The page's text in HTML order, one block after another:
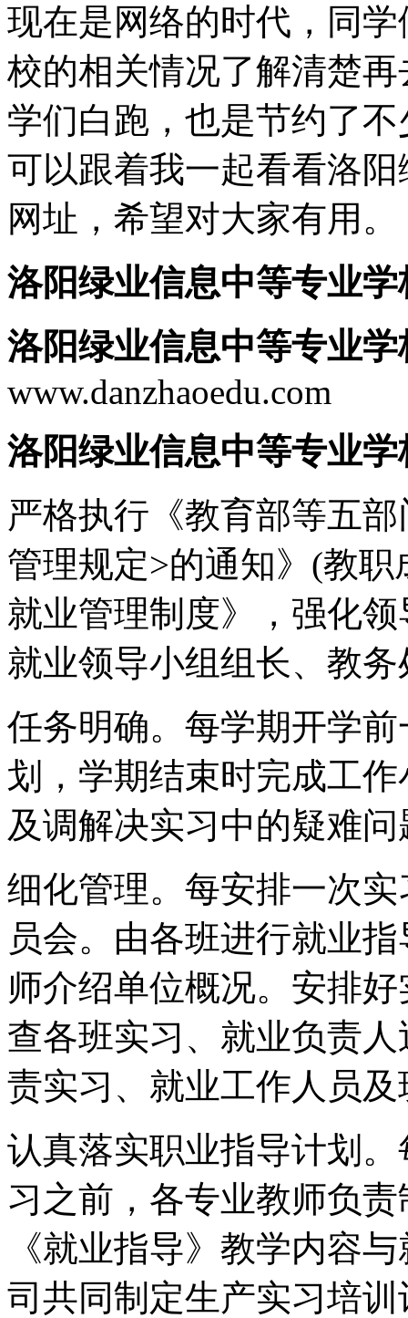
现在是网络的时代，同
校的相关情况了解清楚
学们白跑，也是节约了
可以跟着我一起看看洛
网址，希望对大家有用。
洛阳绿业信息中等专业学
洛阳绿业信息中等专业
www.danzhaoedu.com
洛阳绿业信息中等专业
严格执行《教育部等五
管理规定>的通知》(教
就业管理制度》，强化
就业领导小组组长、教
任务明确。每学期开学
划，学期结束时完成工
及调解决实习中的疑难问
细化管理。每安排一次
员会。由各班进行就业
师介绍单位概况。安排
查各班实习、就业负责
责实习、就业工作人员
认真落实职业指导计划
习之前，各专业教师负
《就业指导》教学内容
司共同制定生产实习培